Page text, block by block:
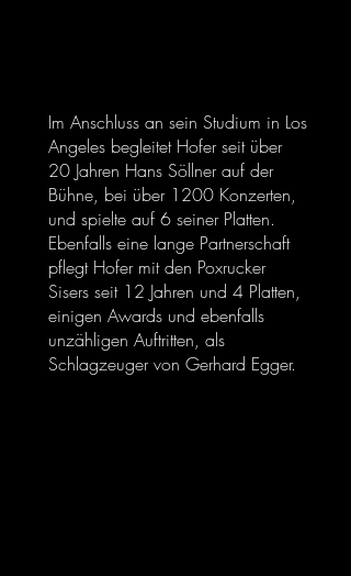
Im Anschluss an sein Studium in Los
Angeles begleitet Hofer seit über
20 Jahren Hans Söllner auf der
Bühne, bei über 1200 Konzerten,
und spielte auf 6 seiner Platten.
Ebenfalls eine lange Partnerschaft
pflegt Hofer mit den Poxrucker
Sisers seit 12 Jahren und 4 Platten,
einigen Awards und ebenfalls
unzähligen Auftritten, als
Schlagzeuger von Gerhard Egger.